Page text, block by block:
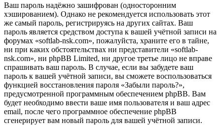
Ваш пароль надёжно зашифрован (односторонним
хэшированием). Однако не рекомендуется использовать этот
же самый пароль, регистрируясь на других сайтах. Ваш
пароль является средством доступа к вашей учётной записи на
форумах «softlab-nsk.com», пожалуйста, храните его в тайне,
ни при каких обстоятельствах ни представители «softlab-
nsk.com», ни phpBB Limited, ни другое третье лицо не вправе
спрашивать ваш пароль. В случае, если вы забудете ваш
пароль к вашей учётной записи, вы сможете воспользоваться
функцией восстановления пароля «Забыли пароль?»,
предусмотренной программным обеспечением phpBB. Вам
будет необходимо ввести ваше имя пользователя и ваш адрес
email, после чего программное обеспечение phpBB
сгенерирует вам новый пароль для вашей учётной записи.